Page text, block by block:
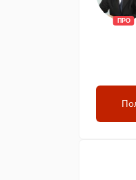
ПРО